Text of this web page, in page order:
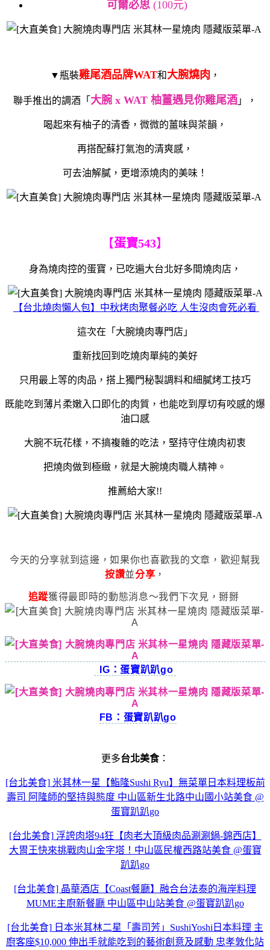
可爾必思 (100元)
▼瓶裝雞尾酒品牌WAT和大腕燒肉 ，
聯手推出的調酒「 大腕 x WAT 柚薑遇見你雞尾酒 」，
喝起來有柚子的清香，微微的薑味與茶韻，
再搭配蘇打氣泡的清爽感，
可去油解膩，更增添燒肉的美味！
【蛋寶543】
身為燒肉控的蛋寶，已吃遍大台北好多間燒肉店，
【台北燒肉懶人包】中秋烤肉聚餐必吃 人生沒肉會死必看
這次在「大腕燒肉專門店」
重新找回到吃燒肉單純的美好
只用最上等的肉品，搭上獨門秘製調料和細膩烤工技巧
既能吃到薄片柔嫩入口即化的肉質，也能吃到厚切有咬感的爆
油口感
大腕不玩花樣，不搞複雜的吃法，堅持守住燒肉初衷
把燒肉做到極緻，就是大腕燒肉職人精神。
推薦給大家!!
今天的分享就到這邊，如果你也喜歡我的文章，歡迎幫我
按讚並分享 ，
追蹤獲得最即時的動態消息～我們下次見，掰掰
IG：蛋寶趴趴go
FB：蛋寶趴趴go
更多台北美食：
[台北美食] 米其林一星【鮨隆Sushi Ryu】無菜單日本料理板前
壽司 阿隆師的堅持與態度 中山區新生北路中山國小站美食 @
蛋寶趴趴go
[台北美食] 浮誇肉塔94狂【肉老大頂級肉品涮涮鍋-錦西店】
大胃王快來挑戰肉山金字塔！中山區民權西路站美食 @蛋寶
趴趴go
[台北美食] 晶華酒店【Coast餐廳】融合台法泰的海岸料理
MUME主廚新餐廳 中山區中山站美食 @蛋寶趴趴go
[台北美食] 日本米其林二星「壽司芳」SushiYoshi日本料理 主
廚客座$10,000 伸出手就能吃到的藝術創意及感動 忠孝敦化站